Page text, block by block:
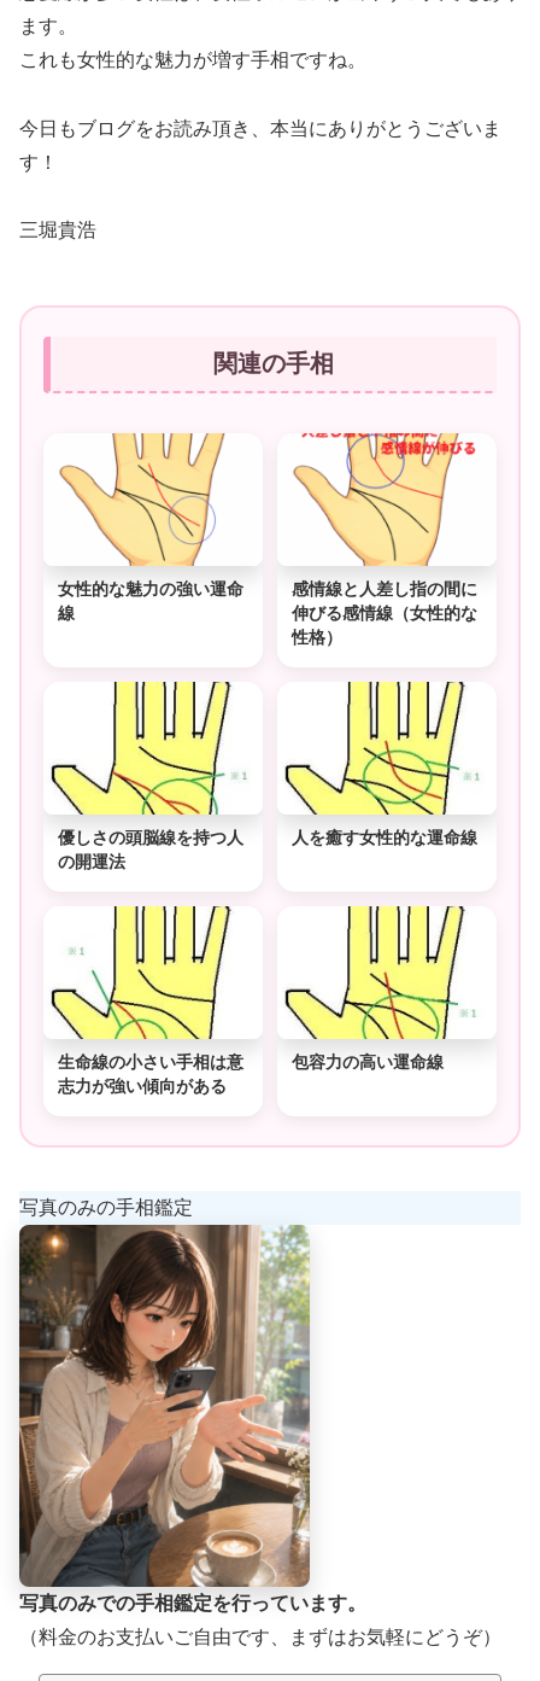
ます。
これも女性的な魅力が増す手相ですね。
今日もブログをお読み頂き、本当にありがとうございま
す！
三堀貴浩
関連の手相
女性的な魅力の強い運命
線
感情線と人差し指の間に
伸びる感情線（女性的な
性格）
優しさの頭脳線を持つ人
の開運法
人を癒す女性的な運命線
生命線の小さい手相は意
志力が強い傾向がある
包容力の高い運命線
写真のみの手相鑑定
写真のみでの手相鑑定を行っています。
（料金のお支払いご自由です、まずはお気軽にどうぞ）